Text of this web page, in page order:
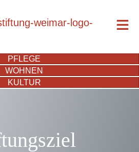
PFLEGE
WOHNEN
KULTUR